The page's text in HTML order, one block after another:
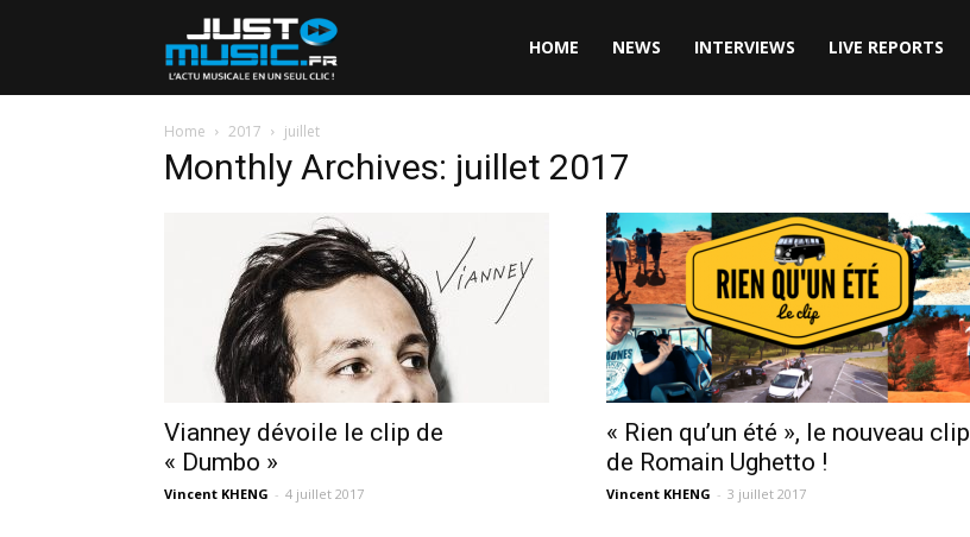
HOME NEWS INTERVIEWS LIVE REPORTS
Home 2017 juillet
Monthly Archives: juillet 2017
Vianney dévoile le clip de
« Dumbo »
Vincent KHENG - 4 juillet 2017
« Rien qu’un été », le nouveau clip
de Romain Ughetto !
Vincent KHENG - 3 juillet 2017